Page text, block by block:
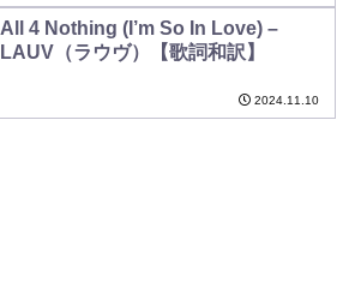
All 4 Nothing (I’m So In Love) –
LAUV（ラウヴ）【歌詞和訳】
2024.11.10